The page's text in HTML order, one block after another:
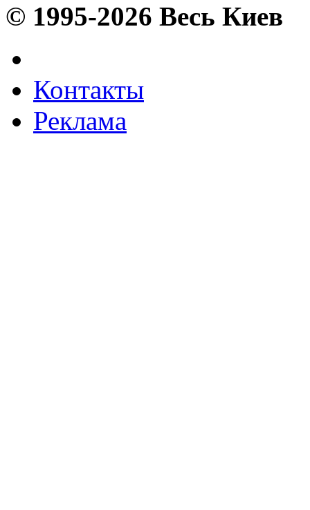
© 1995-2026 Весь Киев
Контакты
Реклама